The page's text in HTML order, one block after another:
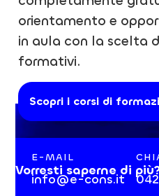
orientamento e
in aula con la scelta
formativi.
Scopri i corsi di
Vorresti saperne di
E-MAIL
info@e-cons.it